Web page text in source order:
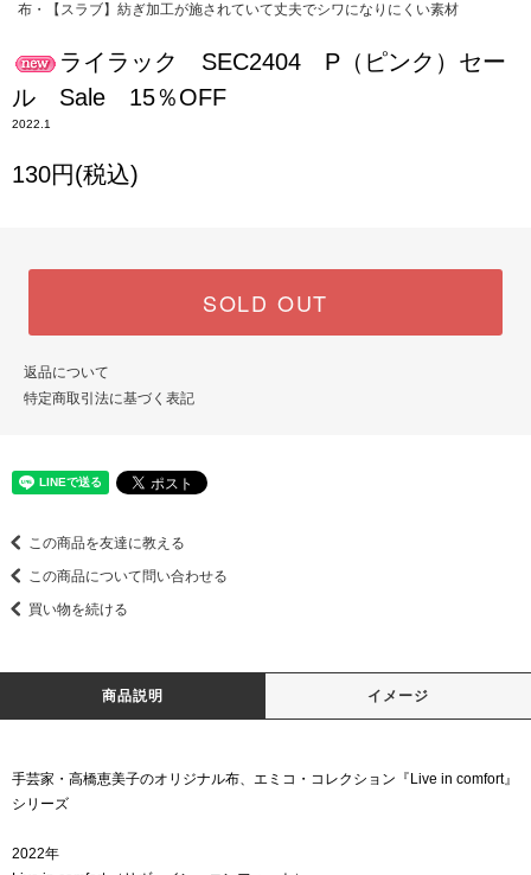
布・【スラブ】紡ぎ加工が施されていて丈夫でシワになりにくい素材
ライラック SEC2404 P（ピンク）セー
ル Sale 15％OFF
2022.1
130円(税込)
SOLD OUT
返品について
特定商取引法に基づく表記
この商品を友達に教える
この商品について問い合わせる
買い物を続ける
商品説明 イメージ
手芸家・高橋恵美子のオリジナル布、エミコ・コレクション『Live in comfort』
シリーズ
2022年